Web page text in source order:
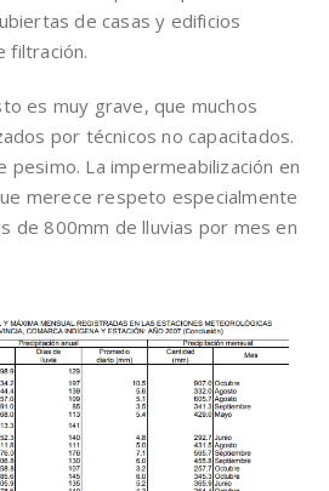
de casas y edificios
filtración.
es muy grave, que muchos
por técnicos no capacitados.
pesimo. La impermeabilización en
merece respeto especialmente
de 800mm de lluvias por mes en